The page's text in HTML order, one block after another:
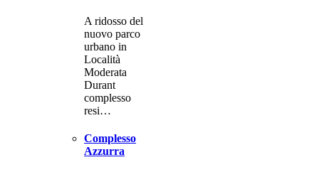
A ridosso del
nuovo parco
urbano in
Località
Moderata
Durant
complesso
resi…
Complesso
Azzurra